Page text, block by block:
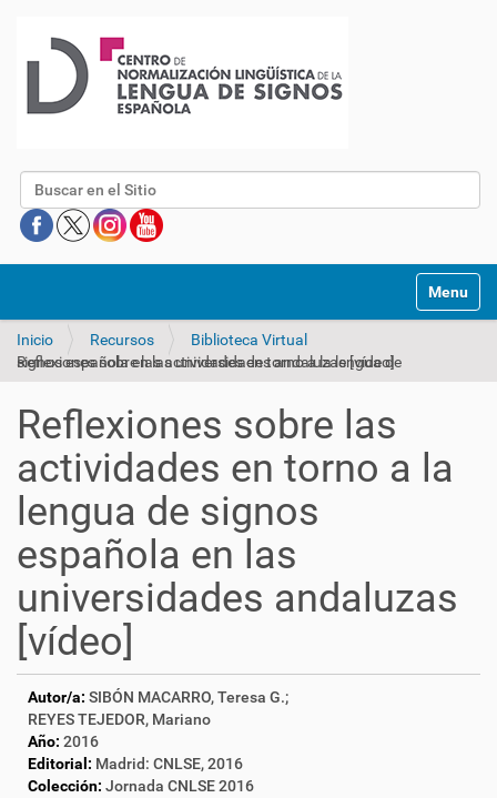
Buscar
Mostrar/
Inicio Recursos
Biblioteca Virtual
Reflexiones sobre las actividades en torno a la lengua de signos española en las universidades andaluzas [vídeo]
Reflexiones sobre las
actividades en torno a la
lengua de signos
española en las
universidades andaluzas
[vídeo]
Autor/a: SIBÓN MACARRO, Teresa G.;
REYES TEJEDOR, Mariano
Año: 2016
Editorial: Madrid: CNLSE, 2016
Colección: Jornada CNLSE 2016